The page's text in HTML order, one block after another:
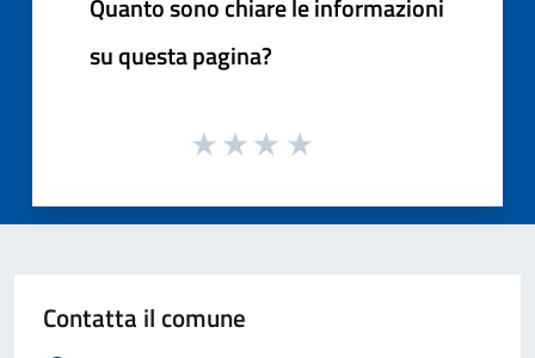
su questa pagina?
Contatta il comune